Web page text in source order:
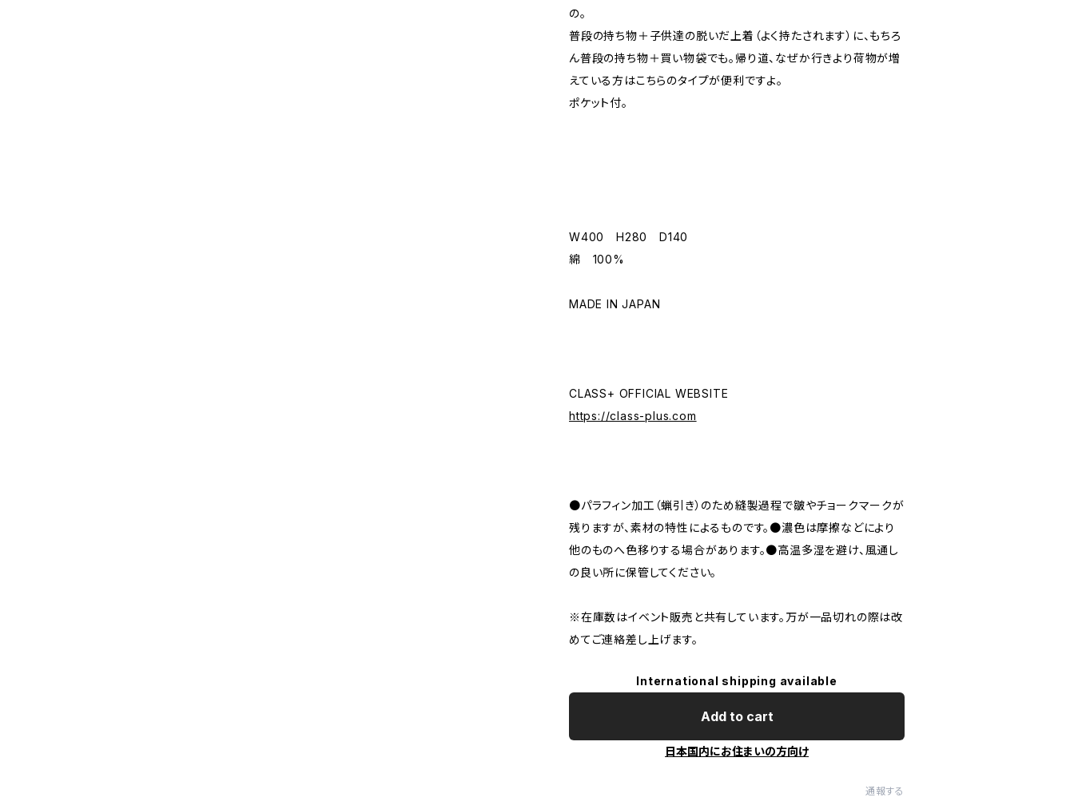
の。
普段の持ち物＋子供達の脱いだ上着（よく持たされます）に、もちろ
ん普段の持ち物＋買い物袋でも。帰り道、なぜか行きより荷物が増
えている方はこちらのタイプが便利ですよ。
ポケット付。
W400 H280 D140
綿 100%
MADE IN JAPAN
CLASS+ OFFICIAL WEBSITE
https://class-plus.com
●パラフィン加工（蝋引き）のため縫製過程で皺やチョークマークが
残りますが、素材の特性によるものです。●濃色は摩擦などにより
他のものへ色移りする場合があります。●高温多湿を避け、風通し
の良い所に保管してください。
※在庫数はイベント販売と共有しています。万が一品切れの際は改
めてご連絡差し上げます。
International shipping available
Add to cart
日本国内にお住まいの方向け
通報する